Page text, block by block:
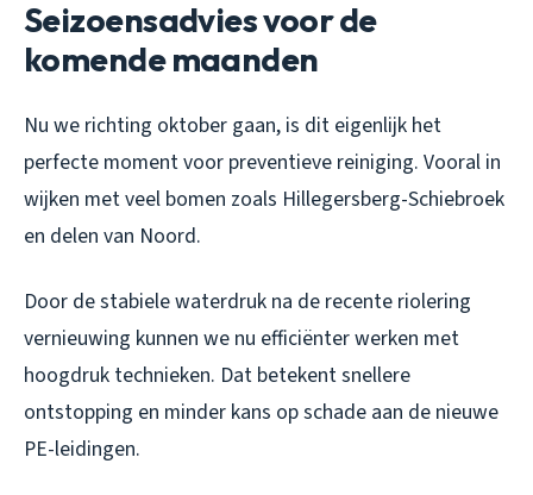
Seizoensadvies voor de
komende maanden
Nu we richting oktober gaan, is dit eigenlijk het
perfecte moment voor preventieve reiniging. Vooral in
wijken met veel bomen zoals Hillegersberg-Schiebroek
en delen van Noord.
Door de stabiele waterdruk na de recente riolering
vernieuwing kunnen we nu efficiënter werken met
hoogdruk technieken. Dat betekent snellere
ontstopping en minder kans op schade aan de nieuwe
PE-leidingen.